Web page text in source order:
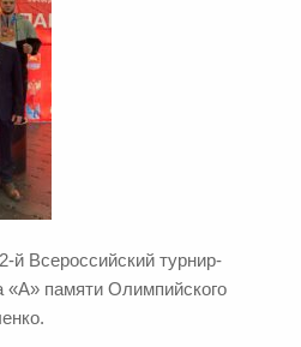
й Всероссийский турнир-
«А» памяти Олимпийского